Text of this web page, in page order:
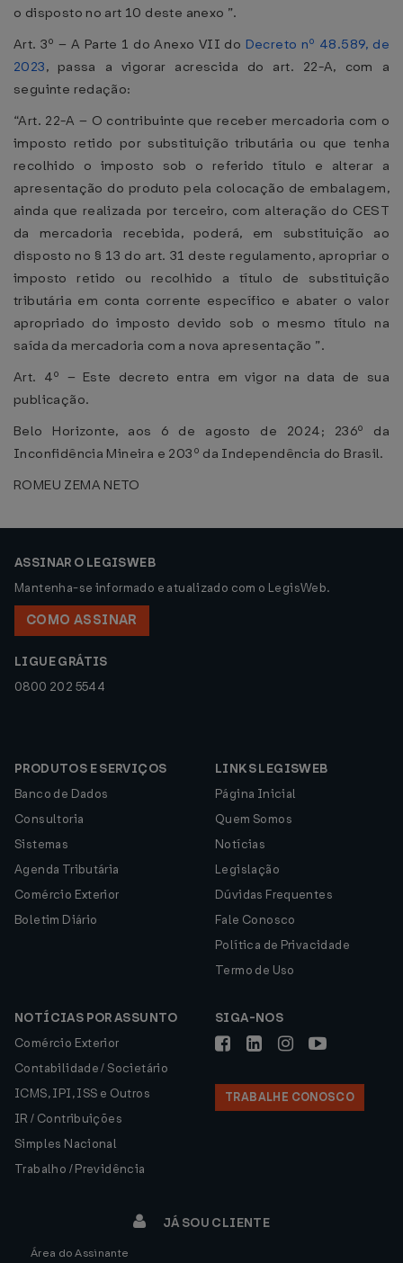
o disposto no art 10 deste anexo ”.
Art. 3º – A Parte 1 do Anexo VII do Decreto nº 48.589, de
2023, passa a vigorar acrescida do art. 22-A, com a
seguinte redação:
“Art. 22-A – O contribuinte que receber mercadoria com o
imposto retido por substituição tributária ou que tenha
recolhido o imposto sob o referido título e alterar a
apresentação do produto pela colocação de embalagem,
ainda que realizada por terceiro, com alteração do CEST
da mercadoria recebida, poderá, em substituição ao
disposto no § 13 do art. 31 deste regulamento, apropriar o
imposto retido ou recolhido a título de substituição
tributária em conta corrente específico e abater o valor
apropriado do imposto devido sob o mesmo título na
saída da mercadoria com a nova apresentação ”.
Art. 4º – Este decreto entra em vigor na data de sua
publicação.
Belo Horizonte, aos 6 de agosto de 2024; 236º da
Inconfidência Mineira e 203º da Independência do Brasil.
ROMEU ZEMA NETO
ASSINAR O LEGISWEB
Mantenha-se informado e atualizado com o LegisWeb.
COMO ASSINAR
LIGUE GRÁTIS
0800 202 5544
PRODUTOS E SERVIÇOS
Banco de Dados
Consultoria
Sistemas
Agenda Tributária
Comércio Exterior
Boletim Diário
LINKS LEGISWEB
Página Inicial
Quem Somos
Notícias
Legislação
Dúvidas Frequentes
Fale Conosco
Política de Privacidade
Termo de Uso
NOTÍCIAS POR ASSUNTO
Comércio Exterior
Contabilidade / Societário
ICMS, IPI, ISS e Outros
IR / Contribuições
Simples Nacional
Trabalho / Previdência
SIGA-NOS
TRABALHE CONOSCO
JÁ SOU CLIENTE
Área do Assinante